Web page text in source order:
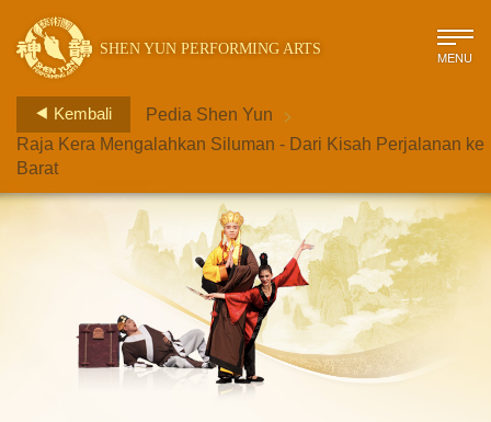
SHEN YUN PERFORMING ARTS MENU
Kembali Pedia Shen Yun >
Raja Kera Mengalahkan Siluman - Dari Kisah Perjalanan ke
Barat